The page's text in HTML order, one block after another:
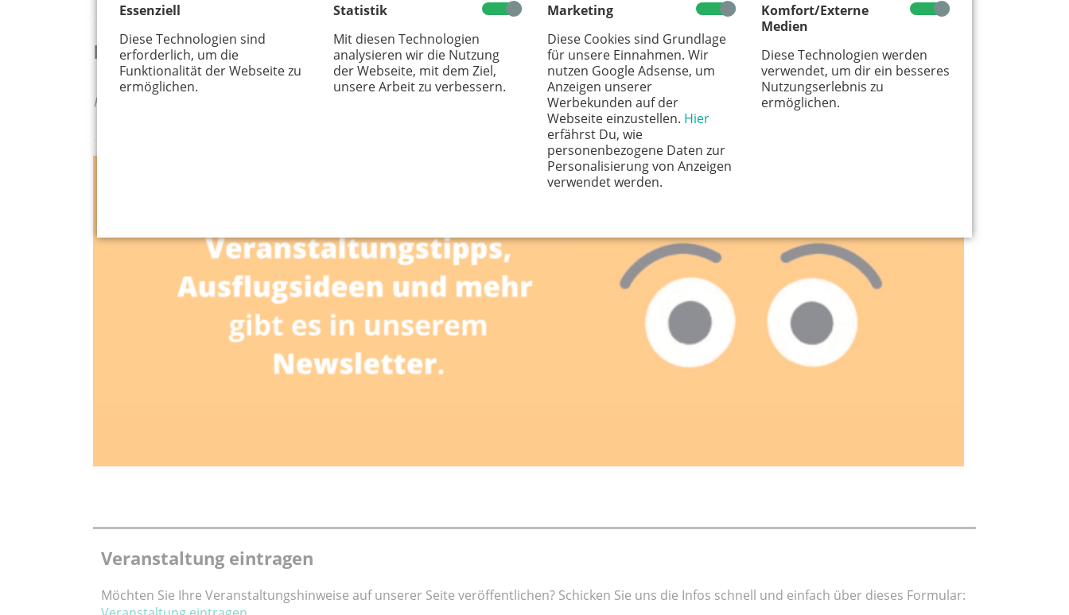
Essenziell
Diese Technologien sind
erforderlich, um die
Funktionalität der Webseite zu
ermöglichen.
Statistik
Mit diesen Technologien
analysieren wir die Nutzung
der Webseite, mit dem Ziel,
unsere Arbeit zu verbessern.
Marketing
Diese Cookies sind Grundlage
für unsere Einnahmen. Wir
nutzen Google Adsense, um
Anzeigen unserer
Werbekunden auf der
Webseite einzustellen. Hier
erfährst Du, wie
personenbezogene Daten zur
Personalisierung von Anzeigen
verwendet werden.
Komfort/Externe
Medien
Diese Technologien werden
verwendet, um dir ein besseres
Nutzungserlebnis zu
ermöglichen.
Keine Veranstaltungen gefunden
Keine Inhalte gefunden
Veranstaltung eintragen
Möchten Sie Ihre Veranstaltungshinweise auf unserer Seite veröffentlichen? Schicken Sie uns die Infos schnell und einfach über dieses Formular: